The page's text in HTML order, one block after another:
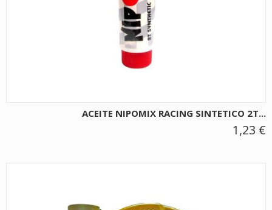
ACEITE NIPOMIX RACING SINTETICO 2T...
1,23 €